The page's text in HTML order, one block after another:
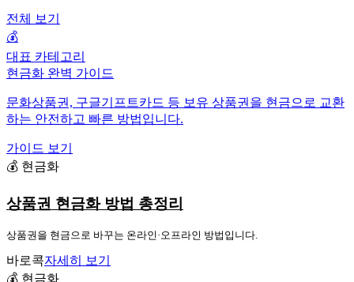
전체 보기
💰
대표 카테고리
현금화 완벽 가이드
문화상품권, 구글기프트카드 등 보유 상품권을 현금으로 교환
하는 안전하고 빠른 방법입니다.
가이드 보기
💰 현금화
상품권 현금화 방법 총정리
상품권을 현금으로 바꾸는 온라인·오프라인 방법입니다.
바로콕자세히 보기
💰 현금화